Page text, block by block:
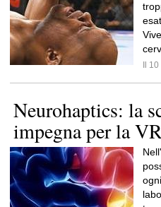
Il
Neurohaptics: la
impegna per la